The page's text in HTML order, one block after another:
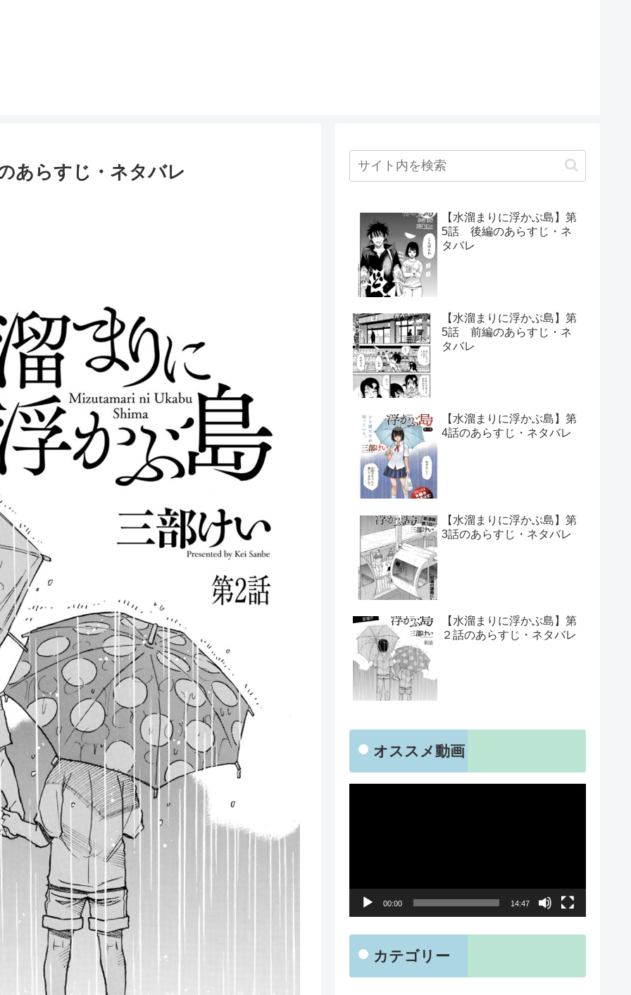
あらすじ・ネタバレ
【水溜まりに浮かぶ島】第
5話 後編のあらすじ・ネ
タバレ
【水溜まりに浮かぶ島】第
5話 前編のあらすじ・ネ
タバレ
【水溜まりに浮かぶ島】第
4話のあらすじ・ネタバレ
【水溜まりに浮かぶ島】第
3話のあらすじ・ネタバレ
【水溜まりに浮かぶ島】第
２話のあらすじ・ネタバレ
オススメ動画
00:00 14:47
カテゴリー